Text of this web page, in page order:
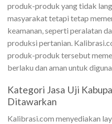
produk-produk yang tidak
masyarakat tetapi tetap
keamanan, seperti peralatan
produksi pertanian.
produk-produk tersebut
berlaku dan aman untuk
Kategori Jasa Uji
Ditawarkan
Kalibrasi.com menyediakan